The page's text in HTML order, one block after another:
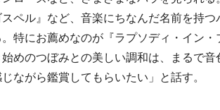
スペル』など、音楽にちなんだ名前を持
。特にお薦めなのが『ラプソディ・イン
めのつぼみとの美しい調和は、まるで
ながら鑑賞してもらいたい」と話す。